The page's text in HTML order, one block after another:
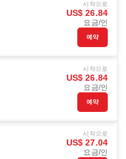
시작으로
US$ 26.84
요금/인
예약
시작으로
US$ 26.84
요금/인
예약
시작으로
US$ 27.04
요금/인